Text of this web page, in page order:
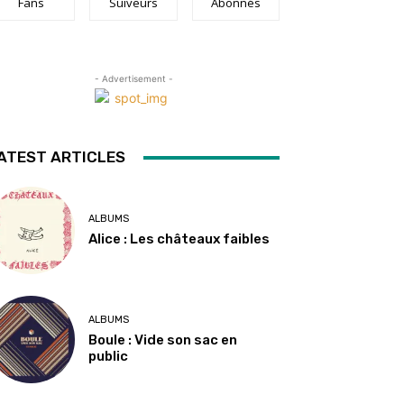
- Advertisement -
ARTICLES
ALBUMS
Alice : Les châteaux faibles
ALBUMS
Boule : Vide son sac en
public